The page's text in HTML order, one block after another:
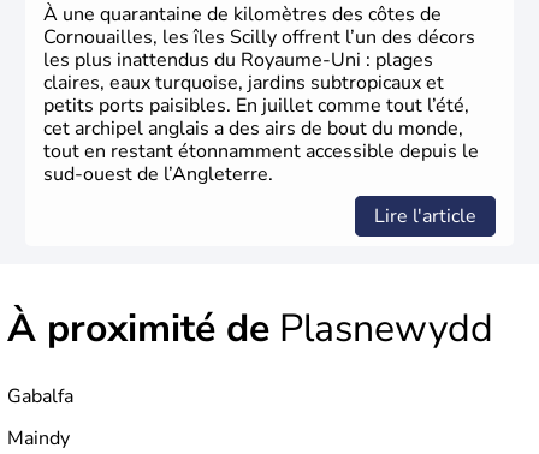
À une quarantaine de kilomètres des côtes de
Cornouailles, les îles Scilly offrent l’un des décors
les plus inattendus du Royaume-Uni : plages
claires, eaux turquoise, jardins subtropicaux et
petits ports paisibles. En juillet comme tout l’été,
cet archipel anglais a des airs de bout du monde,
tout en restant étonnamment accessible depuis le
sud-ouest de l’Angleterre.
Lire l'article
À proximité de Plasnewydd
Gabalfa
Maindy